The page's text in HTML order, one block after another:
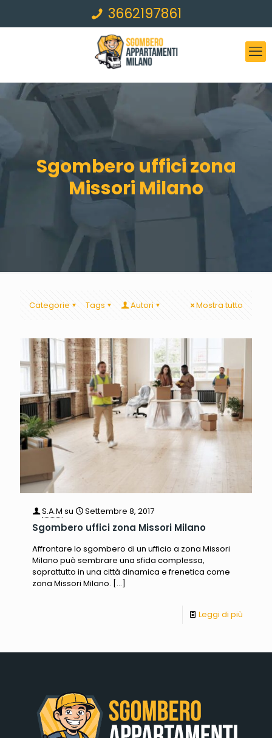
3662197861
Sgombero uffici zona
Missori Milano
Categorie Tags Autori Mostra tutto
S.A.M su Settembre 8, 2017
Sgombero uffici zona Missori Milano
Affrontare lo sgombero di un ufficio a zona Missori
Milano può sembrare una sfida complessa,
soprattutto in una città dinamica e frenetica come
zona Missori Milano. […]
Leggi di più